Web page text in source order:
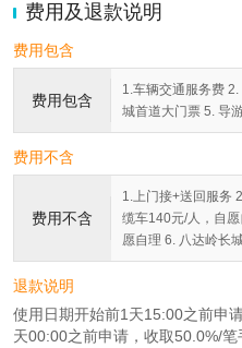
费用及退款说明
费用包含
费用包含
1.车辆交通服务费
城首道大门票 5. 导
费用不含
费用不含
1.上门接+送回服务
缆车140元/人，自
愿自理 6. 八达岭长
退款说明
使用日期开始前1天15:00之前申
天00:00之前申请，收取50.0%/